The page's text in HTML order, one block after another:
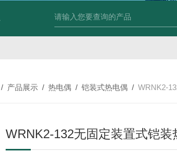
731套管式热电阻 WZP2-731套管式热电阻 塑
/ 产品展示 /热电偶 /铠装式热电偶 /WRNK2-132无
WRNK2-132无固定装置式铠装